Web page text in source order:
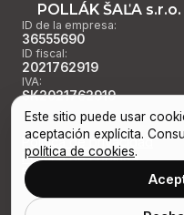
POLLÁK ŠAĽA s.r.o.
ID de la empresa:
36555690
ID fiscal:
2021762919
IVA:
SK2021762919
Política de privacidad
Política de cookies
Preferencias de cookies
Este sitio puede usar
aceptación explícita.
política de cookies.